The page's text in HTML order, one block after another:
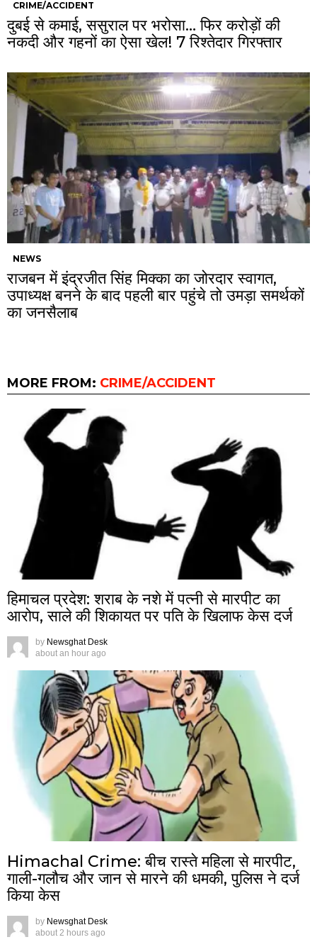
CRIME/ACCIDENT
दुबई से कमाई, ससुराल पर भरोसा… फिर करोड़ों की
नकदी और गहनों का ऐसा खेल! 7 रिश्तेदार गिरफ्तार
NEWS
राजबन में इंद्रजीत सिंह मिक्का का जोरदार स्वागत,
उपाध्यक्ष बनने के बाद पहली बार पहुंचे तो उमड़ा समर्थकों
का जनसैलाब
MORE FROM: CRIME/ACCIDENT
हिमाचल प्रदेश: शराब के नशे में पत्नी से मारपीट का
आरोप, साले की शिकायत पर पति के खिलाफ केस दर्ज
by Newsghat Desk
about an hour ago
Himachal Crime: बीच रास्ते महिला से मारपीट,
गाली-गलौच और जान से मारने की धमकी, पुलिस ने दर्ज
किया केस
by Newsghat Desk
about 2 hours ago